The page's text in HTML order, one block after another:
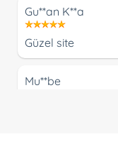
Gu**an K**a
Güzel site
Mu**be